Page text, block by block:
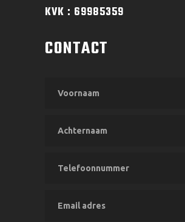
KVK : 69985359
CONTACT